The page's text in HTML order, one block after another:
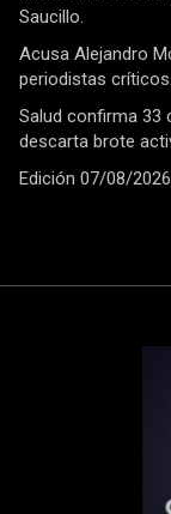
Saucillo.
Acusa Alejandro
periodistas críticos.
Salud confirma 33
descarta brote
Edición 07/08/2026